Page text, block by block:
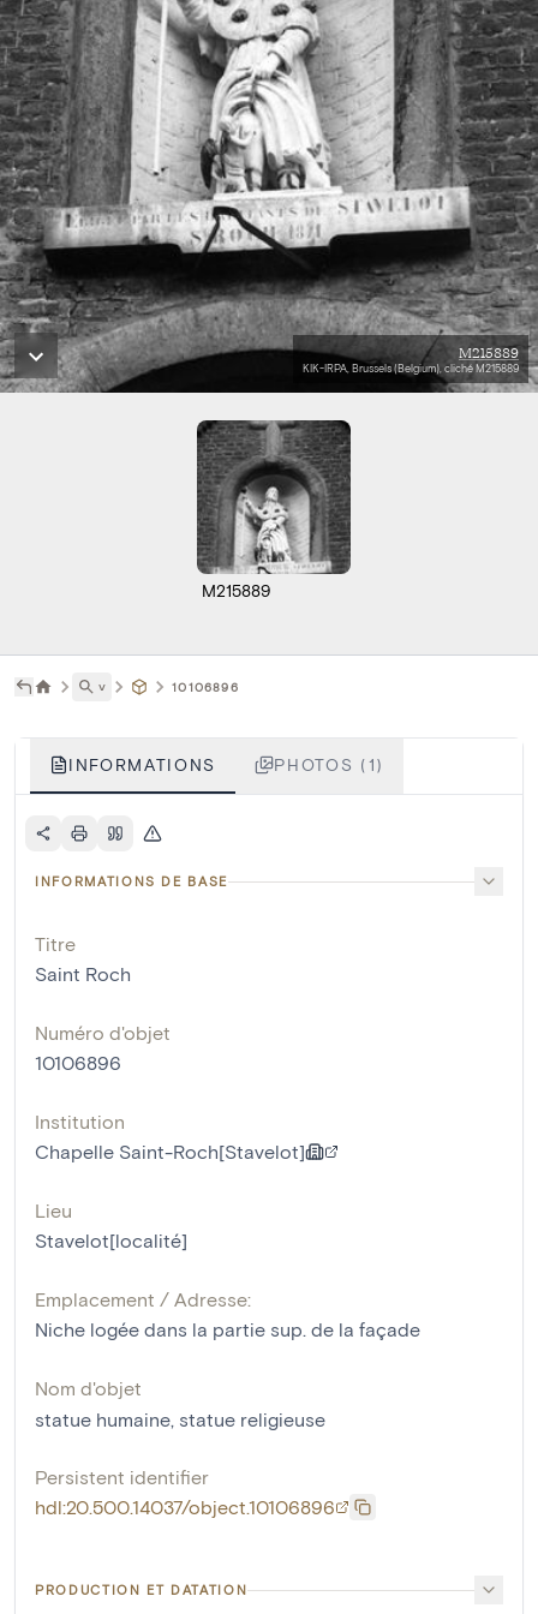
M215889
KIK-IRPA, Brussels (Belgium), cliché M215889
M215889
˅ 10106896
INFORMATIONS PHOTOS (1)
INFORMATIONS DE BASE
Titre
Saint Roch
Numéro d'objet
10106896
Institution
Chapelle Saint-Roch[Stavelot]
Lieu
Stavelot[localité]
Emplacement / Adresse:
Niche logée dans la partie sup. de la façade
Nom d'objet
statue humaine, statue religieuse
Persistent identifier
hdl:20.500.14037/object.10106896
PRODUCTION ET DATATION